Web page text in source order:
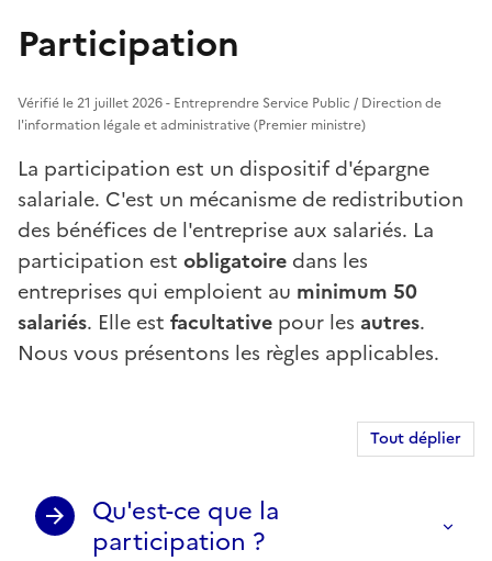
Participation
Vérifié le 21 juillet 2026 - Entreprendre Service Public / Direction de
l'information légale et administrative (Premier ministre)
La participation est un dispositif d'épargne
salariale. C'est un mécanisme de redistribution
des bénéfices de l'entreprise aux salariés. La
participation est obligatoire dans les
entreprises qui emploient au minimum 50
salariés. Elle est facultative pour les autres.
Nous vous présentons les règles applicables.
Tout déplier
Qu'est-ce que la
participation ?